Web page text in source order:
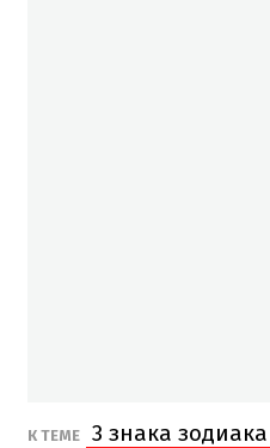
К ТЕМЕ
3 знака